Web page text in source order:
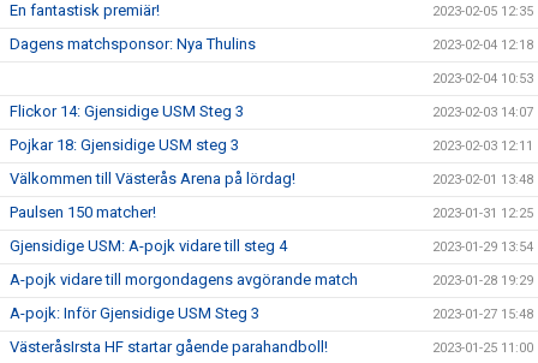
En fantastisk premiär! 2023-02-05 12:35
Dagens matchsponsor: Nya Thulins 2023-02-04 12:18
2023-02-04 10:53
Flickor 14: Gjensidige USM Steg 3 2023-02-03 14:07
Pojkar 18: Gjensidige USM steg 3 2023-02-03 12:11
Välkommen till Västerås Arena på lördag! 2023-02-01 13:48
Paulsen 150 matcher! 2023-01-31 12:25
Gjensidige USM: A-pojk vidare till steg 4 2023-01-29 13:54
A-pojk vidare till morgondagens avgörande match 2023-01-28 19:29
A-pojk: Inför Gjensidige USM Steg 3 2023-01-27 15:48
VästeråsIrsta HF startar gående parahandboll! 2023-01-25 11:00